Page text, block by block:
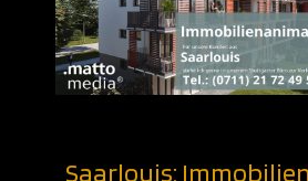
Saarlouis: